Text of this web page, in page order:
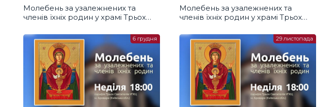
Молебень за узалежнених та
членів їхніх родин у храмі Трьох
27.12.2020
Молебень за узалежнених та
членів їхніх родин у храмі Трьох
20.12.2020
6 грудня 29 листопада